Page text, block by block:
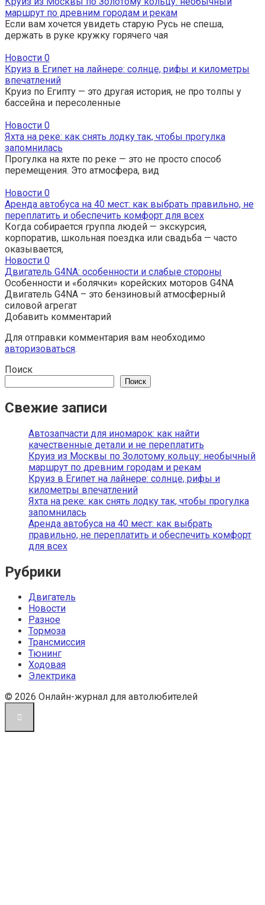
маршрут по древним городам и рекам
Если вам хочется увидеть старую Русь не спеша,
держать в руке кружку горячего чая
Новости 0
Круиз в Египет на лайнере: солнце, рифы и километры
впечатлений
Круиз по Египту — это другая история, не про толпы у
бассейна и пересоленные
Новости 0
Яхта на реке: как снять лодку так, чтобы прогулка
запомнилась
Прогулка на яхте по реке — это не просто способ
перемещения. Это атмосфера, вид
Новости 0
Аренда автобуса на 40 мест: как выбрать правильно, не
переплатить и обеспечить комфорт для всех
Когда собирается группа людей — экскурсия,
корпоратив, школьная поездка или свадьба — часто
оказывается,
Новости 0
Двигатель G4NA: особенности и слабые стороны
Особенности и «болячки» корейских моторов G4NA
Двигатель G4NA – это бензиновый атмосферный
силовой агрегат
Добавить комментарий
Для отправки комментария вам необходимо
авторизоваться.
Поиск
Поиск
Свежие записи
Автозапчасти для иномарок: как найти
качественные детали и не переплатить
Круиз из Москвы по Золотому кольцу: необычный
маршрут по древним городам и рекам
Круиз в Египет на лайнере: солнце, рифы и
километры впечатлений
Яхта на реке: как снять лодку так, чтобы прогулка
запомнилась
Аренда автобуса на 40 мест: как выбрать
правильно, не переплатить и обеспечить комфорт
для всех
Рубрики
Двигатель
Новости
Разное
Тормоза
Трансмиссия
Тюнинг
Ходовая
Электрика
© 2026 Онлайн-журнал для автолюбителей